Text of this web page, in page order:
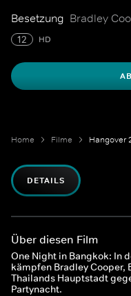
Besetzung Bradley
12 HD
Home Filme Hangover
DETAILS
Über diesen Film
One Night in Bangkok: In
kämpfen Bradley Cooper,
Thailands Hauptstadt
Partynacht.